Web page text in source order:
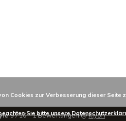
9/10-1Bewertungen @Kiyoh
Cookies zur Verbesserung dieser Seite
Sie bitte unsere